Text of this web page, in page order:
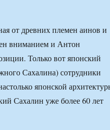
от древних племен аинов и
вниманием и Антон
Только вот японский
Сахалина) сотрудники
японской
Сахалин уже более 60 лет